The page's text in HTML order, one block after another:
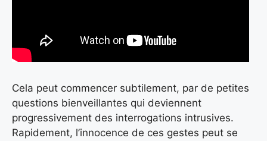
Cela peut commencer subtilement, par de petites
questions bienveillantes qui deviennent
progressivement des interrogations intrusives.
Rapidement, l’innocence de ces gestes peut se